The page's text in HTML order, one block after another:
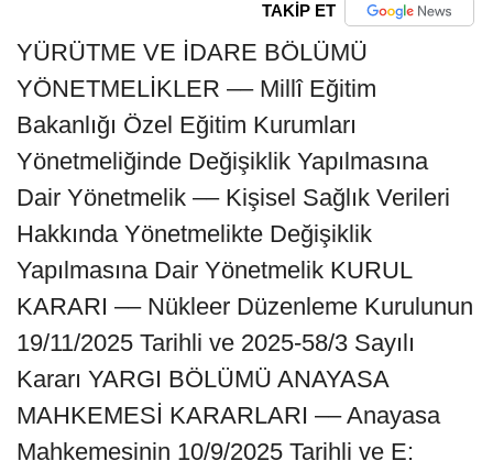
TAKİP ET
YÜRÜTME VE İDARE BÖLÜMÜ
YÖNETMELİKLER –– Millî Eğitim
Bakanlığı Özel Eğitim Kurumları
Yönetmeliğinde Değişiklik Yapılmasına
Dair Yönetmelik –– Kişisel Sağlık Verileri
Hakkında Yönetmelikte Değişiklik
Yapılmasına Dair Yönetmelik KURUL
KARARI –– Nükleer Düzenleme Kurulunun
19/11/2025 Tarihli ve 2025-58/3 Sayılı
Kararı YARGI BÖLÜMÜ ANAYASA
MAHKEMESİ KARARLARI –– Anayasa
Mahkemesinin 10/9/2025 Tarihli ve E: